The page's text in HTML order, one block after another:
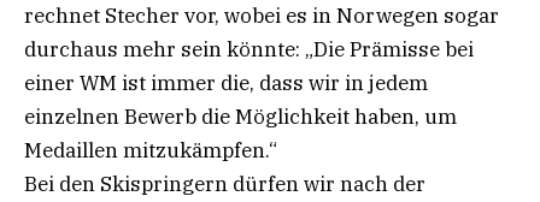
rechnet Stecher vor, wobei es in Norwegen sogar
durchaus mehr sein könnte: „Die Prämisse bei
einer WM ist immer die, dass wir in jedem
einzelnen Bewerb die Möglichkeit haben, um
Medaillen mitzukämpfen.“
Bei den Skispringern dürfen wir nach der